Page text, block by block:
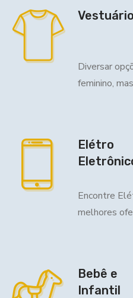
Vestuário
Diversar
feminino,
Elétro
Encontre
melhores
Bebê e
Infantil